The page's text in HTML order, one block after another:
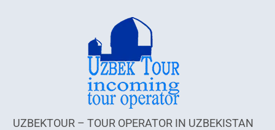
UZBEKTOUR – TOUR OPERATOR IN UZBEKISTAN